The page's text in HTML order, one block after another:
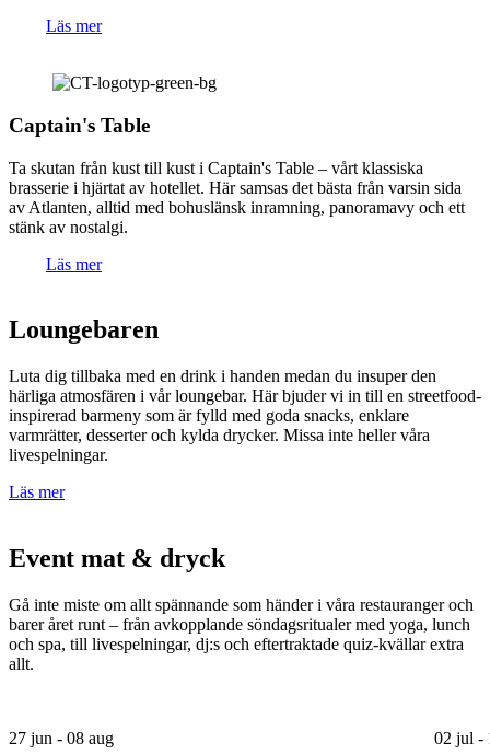
Läs mer
Captain's Table
Ta skutan från kust till kust i Captain's Table – vårt klassiska
brasserie i hjärtat av hotellet. Här samsas det bästa från varsin sida
av Atlanten, alltid med bohuslänsk inramning, panoramavy och ett
stänk av nostalgi.
Läs mer
Loungebaren
Luta dig tillbaka med en drink i handen medan du insuper den
härliga atmosfären i vår loungebar. Här bjuder vi in till en streetfood-
inspirerad barmeny som är fylld med goda snacks, enklare
varmrätter, desserter och kylda drycker. Missa inte heller våra
livespelningar.
Läs mer
Event mat & dryck
Gå inte miste om allt spännande som händer i våra restauranger och
barer året runt – från avkopplande söndagsritualer med yoga, lunch
och spa, till livespelningar, dj:s och eftertraktade quiz-kvällar extra
allt.
27 jun - 08 aug
02 jul -